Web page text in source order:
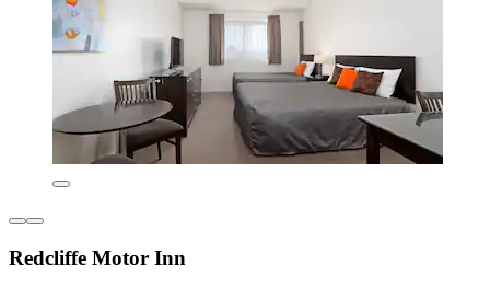
Redcliffe Motor Inn